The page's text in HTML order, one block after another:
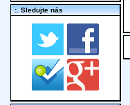
:. Sledujte nás